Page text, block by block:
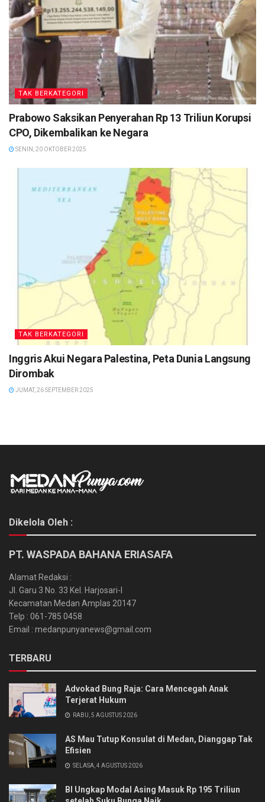
TAK BERKATEGORI
Prabowo Saksikan Penyerahan Rp 13 Triliun Korupsi
CPO, Dikembalikan ke Negara
SENIN, 20 OKTOBER 2025
TAK BERKATEGORI
Inggris Akui Negara Palestina, Peta Dunia Langsung
Dirombak
JUMAT, 26 SEPTEMBER 2025
Dikelola Oleh :
PT. WASPADA BAHANA ERIASAFA
Alamat Redaksi :
Jl. Garu 3 No. 33 Kel. Harjosari-I
Kecamatan Medan Amplas 20147
Telp : 061-785 0458
Email : medanpunyanews@gmail.com
TERBARU
Advokad Bung Raja: Cara Mencegah Anak
Terjerat Hukum
RABU, 5 AGUSTUS 2026
AS Mau Tutup Konsulat di Medan, Dianggap Tak
Efisien
SELASA, 4 AGUSTUS 2026
BI Ungkap Modal Asing Masuk Rp 195 Triliun